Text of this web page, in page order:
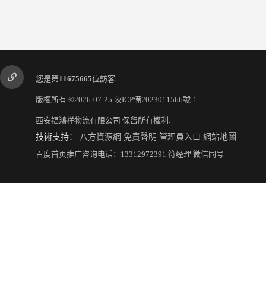
西安到商丘物流公司電話 西安到韶關貨運電話
您是第11675665位訪客
版權所有 ©2026-07-25 陜ICP備2023011566號-1
西安福鴻祥物流有限公司 保留所有權利.
技術支持： 八方資源網 免責聲明 管理員入口 網站地圖
百度首页推广咨询电话：13312972391 符经理 微信同号